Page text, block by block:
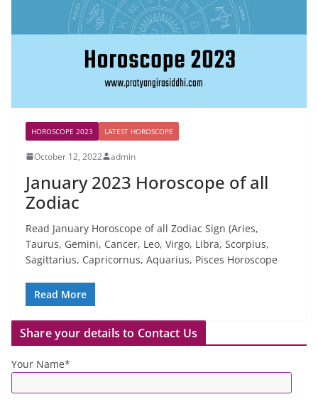
HOROSCOPE 2023 LATEST HOROSCOPE
October 12, 2022 admin
January 2023 Horoscope of all
Zodiac
Read January Horoscope of all Zodiac Sign (Aries,
Taurus, Gemini, Cancer, Leo, Virgo, Libra, Scorpius,
Sagittarius, Capricornus, Aquarius, Pisces Horoscope
Read More
Share your details to Contact Us
Your Name*